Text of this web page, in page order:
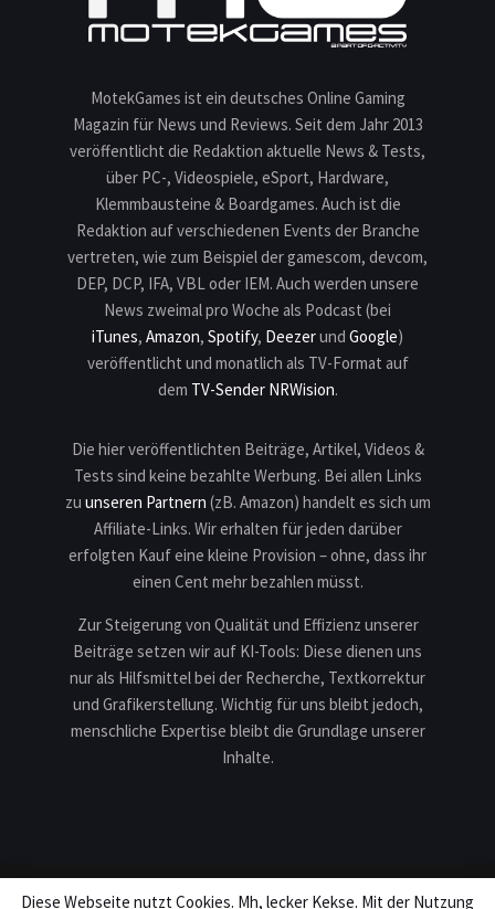
MotekGames ist ein deutsches Online Gaming
Magazin für News und Reviews. Seit dem Jahr 2013
veröffentlicht die Redaktion aktuelle News & Tests,
über PC-, Videospiele, eSport, Hardware,
Klemmbausteine & Boardgames. Auch ist die
Redaktion auf verschiedenen Events der Branche
vertreten, wie zum Beispiel der gamescom, devcom,
DEP, DCP, IFA, VBL oder IEM. Auch werden unsere
News zweimal pro Woche als Podcast (bei
iTunes, Amazon, Spotify, Deezerund Google)
veröffentlicht und monatlich als TV-Format auf
dem TV-Sender NRWision.
Die hier veröffentlichten Beiträge, Artikel, Videos &
Tests sind keine bezahlte Werbung. Bei allen Links
zu unseren Partnern (zB. Amazon) handelt es sich um
Affiliate-Links. Wir erhalten für jeden darüber
erfolgten Kauf eine kleine Provision – ohne, dass ihr
einen Cent mehr bezahlen müsst.
Zur Steigerung von Qualität und Effizienz unserer
Beiträge setzen wir auf KI-Tools: Diese dienen uns
nur als Hilfsmittel bei der Recherche, Textkorrektur
und Grafikerstellung. Wichtig für uns bleibt jedoch,
menschliche Expertise bleibt die Grundlage unserer
Inhalte.
Diese Webseite nutzt Cookies. Mh, lecker Kekse. Mit der Nutzung